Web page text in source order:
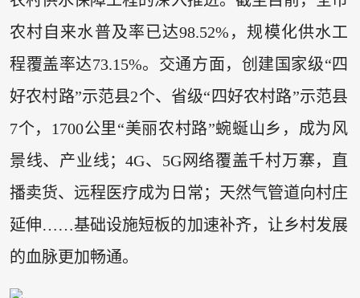
农村自来水普及率已达98.52%，规模化供水工
程覆盖率达73.15%。交通方面，创建国家级“四
好农村路”示范县2个、省级“四好农村路”示范县
7个，1700公里“美丽农村路”蜿蜒山乡，成为风
景线、产业线；4G、5G网络覆盖千村万寨，直
播卖货、远程医疗成为日常；天然气管道向村庄
延伸……基础设施短板的加速补齐，让乡村发展
的血脉更加畅通。